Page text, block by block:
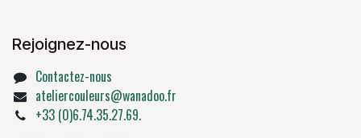
Rejoignez-nous
Contactez-nous
ateliercouleurs@wanadoo.fr
+33 (0)6.74.35.27.69.